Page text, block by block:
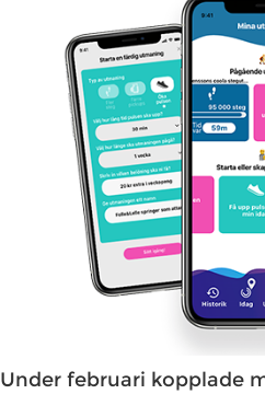
Under februari kopplade